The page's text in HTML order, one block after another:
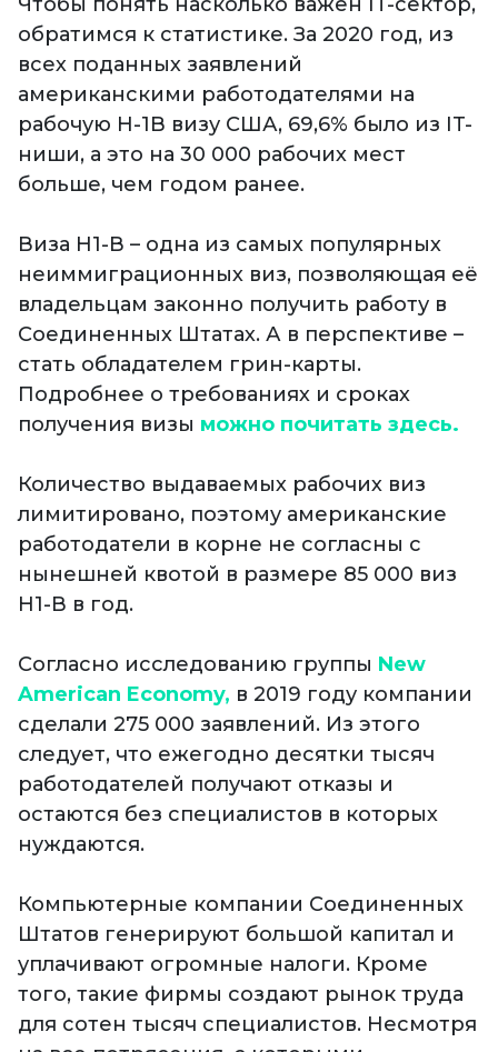
обратимся к статистике. За 2020 год, из
всех поданных заявлений
американскими работодателями на
рабочую H-1B визу США, 69,6% было из IT-
ниши, а это на 30 000 рабочих мест
больше, чем годом ранее.
Виза Н1-В – одна из самых популярных
неиммиграционных виз, позволяющая её
владельцам законно получить работу в
Соединенных Штатах. А в перспективе –
стать обладателем грин-карты.
Подробнее о требованиях и сроках
получения визы можно почитать здесь.
Количество выдаваемых рабочих виз
лимитировано, поэтому американские
работодатели в корне не согласны с
нынешней квотой в размере 85 000 виз
Н1-В в год.
Согласно исследованию группы New
American Economy, в 2019 году компании
сделали 275 000 заявлений. Из этого
следует, что ежегодно десятки тысяч
работодателей получают отказы и
остаются без специалистов в которых
нуждаются.
Компьютерные компании Соединенных
Штатов генерируют большой капитал и
уплачивают огромные налоги. Кроме
того, такие фирмы создают рынок труда
для сотен тысяч специалистов. Несмотря